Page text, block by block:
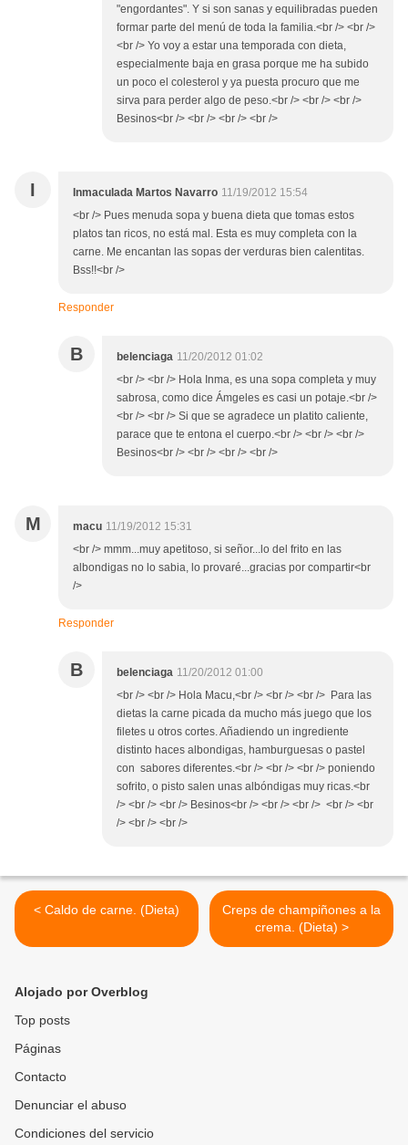
"engordantes". Y si son sanas y equilibradas pueden
formar parte del menú de toda la familia.<br /> <br />
<br /> Yo voy a estar una temporada con dieta,
especialmente baja en grasa porque me ha subido
un poco el colesterol y ya puesta procuro que me
sirva para perder algo de peso.<br /> <br /> <br />
Besinos<br /> <br /> <br /> <br />
I Inmaculada Martos Navarro 11/19/2012 15:54
<br /> Pues menuda sopa y buena dieta que tomas estos
platos tan ricos, no está mal. Esta es muy completa con la
carne. Me encantan las sopas der verduras bien calentitas.
Bss!!<br />
Responder
B belenciaga 11/20/2012 01:02
<br /> <br /> Hola Inma, es una sopa completa y muy
sabrosa, como dice Ámgeles es casi un potaje.<br />
<br /> <br /> Si que se agradece un platito caliente,
parace que te entona el cuerpo.<br /> <br /> <br />
Besinos<br /> <br /> <br /> <br />
M macu 11/19/2012 15:31
<br /> mmm...muy apetitoso, si señor...lo del frito en las
albondigas no lo sabia, lo provaré...gracias por compartir<br
/>
Responder
B belenciaga 11/20/2012 01:00
<br /> <br /> Hola Macu,<br /> <br /> <br /> Para las
dietas la carne picada da mucho más juego que los
filetes u otros cortes. Añadiendo un ingrediente
distinto haces albondigas, hamburguesas o pastel
con sabores diferentes.<br /> <br /> <br /> poniendo
sofrito, o pisto salen unas albóndigas muy ricas.<br
/> <br /> <br /> Besinos<br /> <br /> <br /> <br /> <br
/> <br /> <br />
< Caldo de carne. (Dieta)
Creps de champiñones a la
crema. (Dieta) >
Alojado por Overblog
Top posts
Páginas
Contacto
Denunciar el abuso
Condiciones del servicio